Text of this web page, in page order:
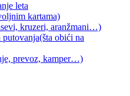
leta
kartama)
kruzeri, aranžmani…)
(šta obići na
prevoz, kamper…)